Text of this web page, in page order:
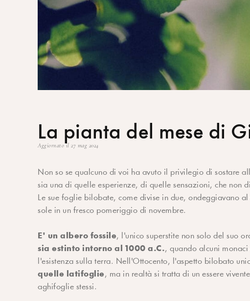
La pianta del mese di
Aggiornato il 27 mag 2024
Non so se qualcuno di voi ha avuto il privilegio di sostare
sia una di quelle esperienze, di quelle sensazioni, che non
Le sue foglie bilobate, come divise in due, ondeggiavano
sole in un fresco pomeriggio di novembre.
E' un albero fossile, l'unico superstite non solo del suo
sia estinto intorno al 1000 a.C., quando alcuni
l'esistenza sulla terra. Nell'Ottocento, l'aspetto bilobato
quelle latifoglie, ma in realtà si tratta di un essere
aghifoglie stessi.